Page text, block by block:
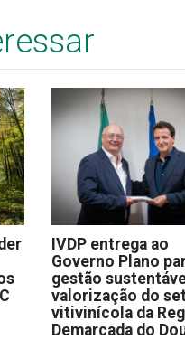
IVDP entrega ao
Governo Plano
gestão
valorização do
vitivinícola da
Demarcada do